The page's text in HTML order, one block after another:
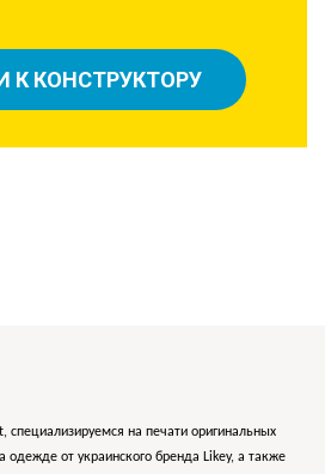
К КОНСТРУКТОРУ
на печати оригинальных
одежде от украинского бренда Likey, а также